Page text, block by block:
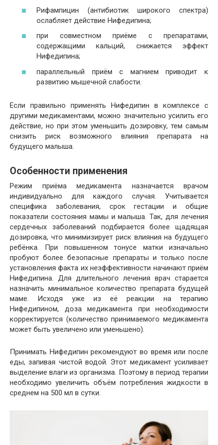
Рифампицин (антибиотик широкого спектра)
ослабляет действие Нифедипина;
при совместном приёме с препаратами,
содержащими кальций, снижается эффект
Нифедипина;
параллельный приём с магнием приводит к
развитию мышечной слабости.
Если правильно применять Нифедипин в комплексе с
другими медикаментами, можно значительно усилить его
действие, но при этом уменьшить дозировку, тем самым
снизить риск возможного влияния препарата на
будущего малыша.
Особенности применения
Режим приёма медикамента назначается врачом
индивидуально для каждого случая. Учитывается
специфика заболевания, срок гестации и общие
показатели состояния мамы и малыша. Так, для лечения
сердечных заболеваний подбирается более щадящая
дозировка, что минимизирует риск влияния на будущего
ребёнка. При повышенном тонусе матки изначально
пробуют более безопасные препараты и только после
установления факта их неэффективности начинают приём
Нифедипина. Для длительного лечения врач старается
назначить минимальное количество препарата будущей
маме. Исходя уже из её реакции на терапию
Нифедипином, доза медикамента при необходимости
корректируется (количество принимаемого медикамента
может быть увеличено или уменьшено).
Принимать Нифедипин рекомендуют во время или после
еды, запивая чистой водой. Этот медикамент усиливает
выделение влаги из организма. Поэтому в период терапии
необходимо увеличить объём потребления жидкости в
среднем на 500 мл в сутки.